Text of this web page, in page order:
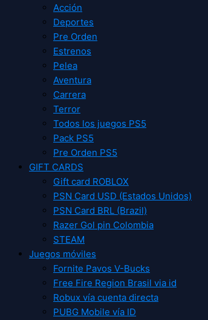
Acción
Deportes
Pre Orden
Estrenos
Pelea
Aventura
Carrera
Terror
Todos los juegos PS5
Pack PS5
Pre Orden PS5
GIFT CARDS
Gift card ROBLOX
PSN Card USD (Estados Unidos)
PSN Card BRL (Brazil)
Razer Gol pin Colombia
STEAM
Juegos móviles
Fornite Pavos V-Bucks
Free Fire Region Brasil via id
Robux vía cuenta directa
PUBG Mobile vía ID